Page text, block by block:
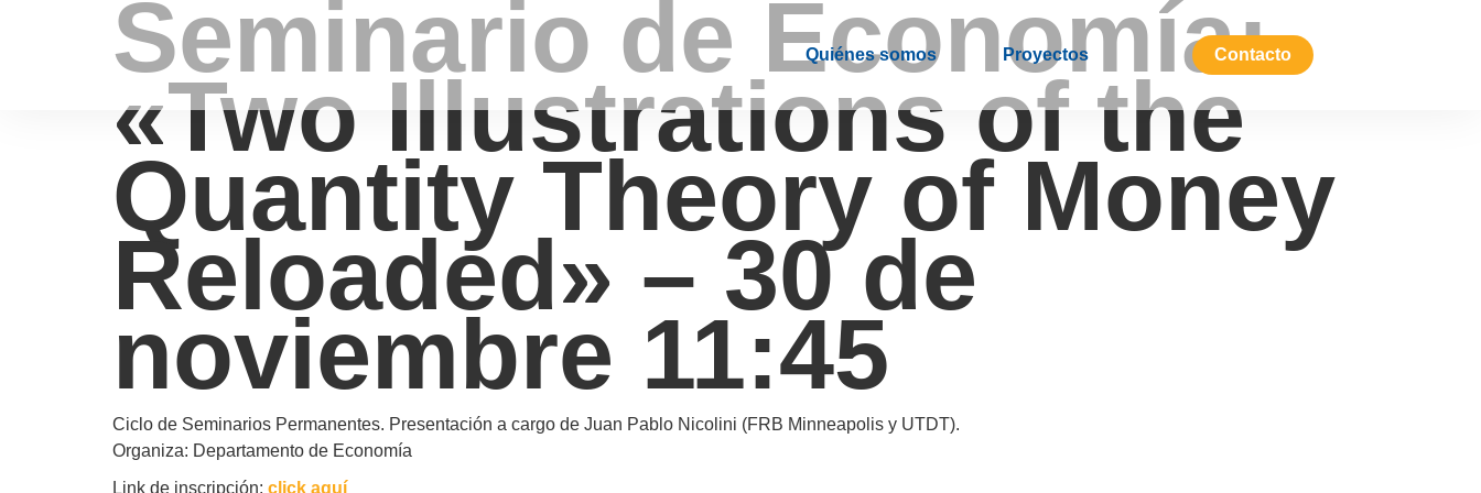
Quiénes somos Proyectos Contacto
Seminario de Economía:
«Two Illustrations of the
Quantity Theory of Money
Reloaded» – 30 de
noviembre 11:45
Ciclo de Seminarios Permanentes. Presentación a cargo de Juan Pablo Nicolini (FRB Minneapolis y UTDT).
Organiza: Departamento de Economía
Link de inscripción: click aquí